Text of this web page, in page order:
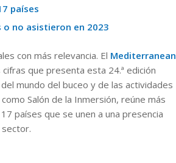
países
no asistieron en 2023
con más relevancia. El Mediterranean
cifras que presenta esta 24.ª edición
mundo del buceo y de las actividades
Salón de la Inmersión, reúne más
países que se unen a una presencia